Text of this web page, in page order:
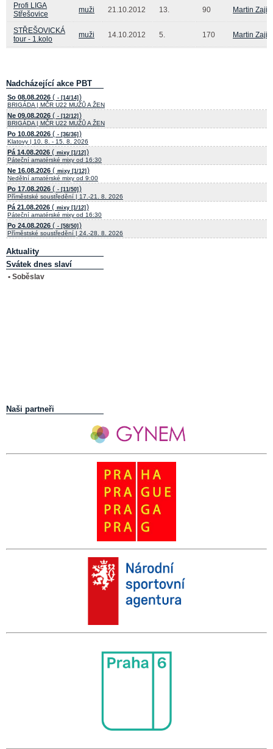
Profi LIGA
Střešovice
muži 21.10.2012 13. 90 Martin Zajic
STŘEŠOVICKÁ
tour - 1.kolo
muži 14.10.2012 5. 170 Martin Zajic
Nadcházející akce PBT
So 08.08.2026 ( - [14/14] )
BRIGÁDA | MČR U22 MUŽŮ A ŽEN
Ne 09.08.2026 ( - [12/12] )
BRIGÁDA | MČR U22 MUŽŮ A ŽEN
Po 10.08.2026 ( - [36/36] )
Klatovy | 10. 8. - 15. 8. 2026
Pá 14.08.2026 ( mixy [1/12] )
Páteční amatérské mixy od 16:30
Ne 16.08.2026 ( mixy [1/12] )
Nedělní amatérské mixy od 9:00
Po 17.08.2026 ( - [11/50] )
Příměstské soustředění | 17.-21. 8. 2026
Pá 21.08.2026 ( mixy [1/12] )
Páteční amatérské mixy od 16:30
Po 24.08.2026 ( - [58/50] )
Příměstské soustředění | 24.-28. 8. 2026
Aktuality
Svátek dnes slaví
• Soběslav
Naši partneři